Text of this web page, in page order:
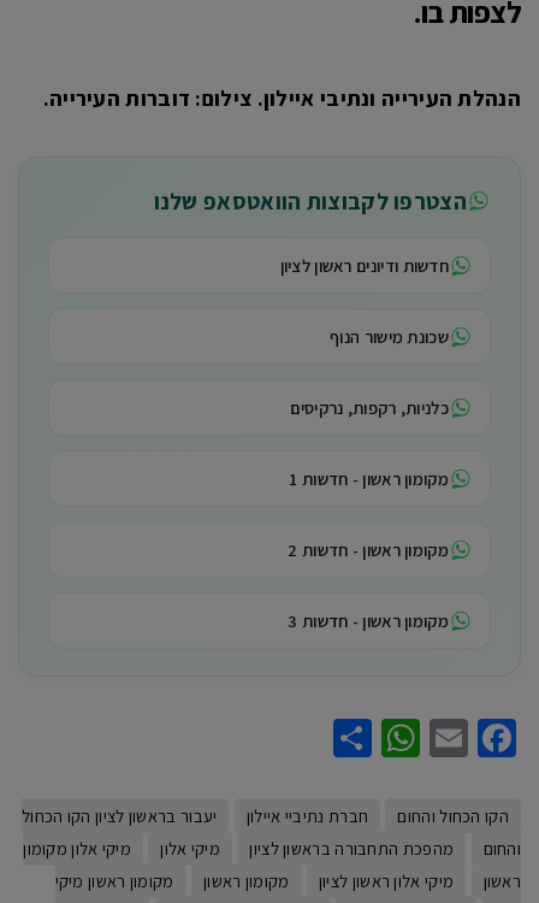
לצפות בו.
הנהלת העירייה ונתיבי איילון. צילום: דוברות העירייה.
הצטרפו לקבוצות הוואטסאפ שלנו
חדשות ודיונים ראשון לציון
שכונת מישור הנוף
כלניות, רקפות, נרקיסים
מקומון ראשון - חדשות 1
מקומון ראשון - חדשות 2
מקומון ראשון - חדשות 3
Facebook
Email
WhatsApp
הקו הכחול והחום חברת נתיביי איילון
יעבור בראשון לציון הקו הכחול
והחום
מהפכת התחבורה בראשון לציון מיקי אלון
מיקי אלון מקומון
ראשון
מיקי אלון ראשון לציון מקומון ראשון
מקומון ראשון מיקי